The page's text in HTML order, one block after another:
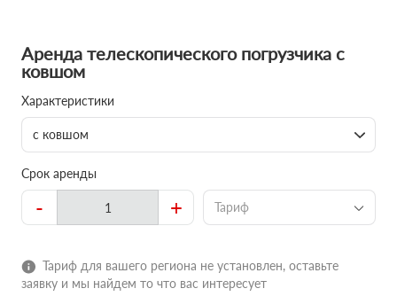
Аренда телескопического погрузчика с
ковшом
Характеристики
с ковшом
Срок аренды
- + Тариф
Тариф для вашего региона не установлен, оставьте
заявку и мы найдем то что вас интересует